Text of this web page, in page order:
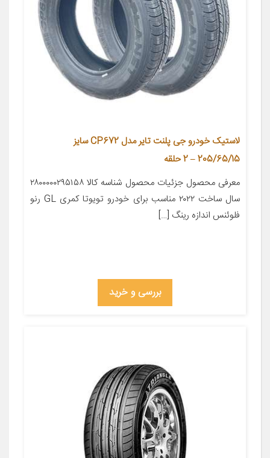
لاستیک خودرو جی پلنت تایر مدل CP672 سایز
205/65/15 – 2 حلقه
معرفی محصول جزئیات محصول شناسه کالا ۲۸۰۰۰۰۰۲۹۵۱۵۸
سال ساخت ۲۰۲۲ مناسب برای خودرو تویوتا کمری GL رنو
فلوئنس اندازه رینگ […]
بررسی و خرید